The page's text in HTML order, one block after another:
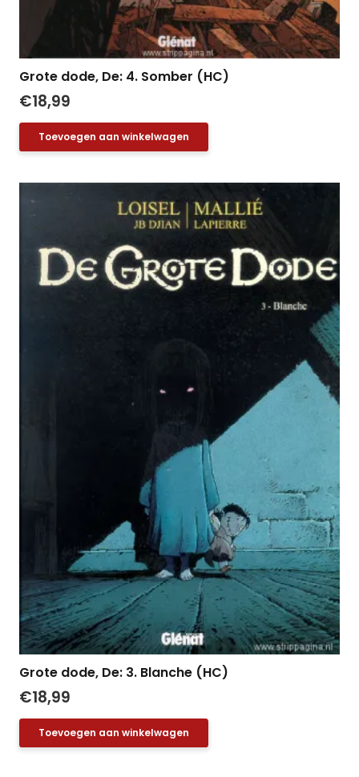
Grote dode, De: 4. Somber (HC)
€18,99
Toevoegen aan winkelwagen
Grote dode, De: 3. Blanche (HC)
€18,99
Toevoegen aan winkelwagen